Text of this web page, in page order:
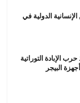
الدولية في
الإبادة التوراتية
البيجر